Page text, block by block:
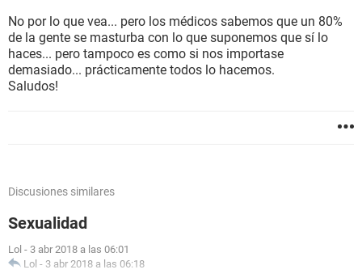
No por lo que vea... pero los médicos sabemos que un 80%
de la gente se masturba con lo que suponemos que sí lo
haces... pero tampoco es como si nos importase
demasiado... prácticamente todos lo hacemos.
Saludos!
Discusiones similares
Sexualidad
Lol - 3 abr 2018 a las 06:01
Lol - 3 abr 2018 a las 06:18